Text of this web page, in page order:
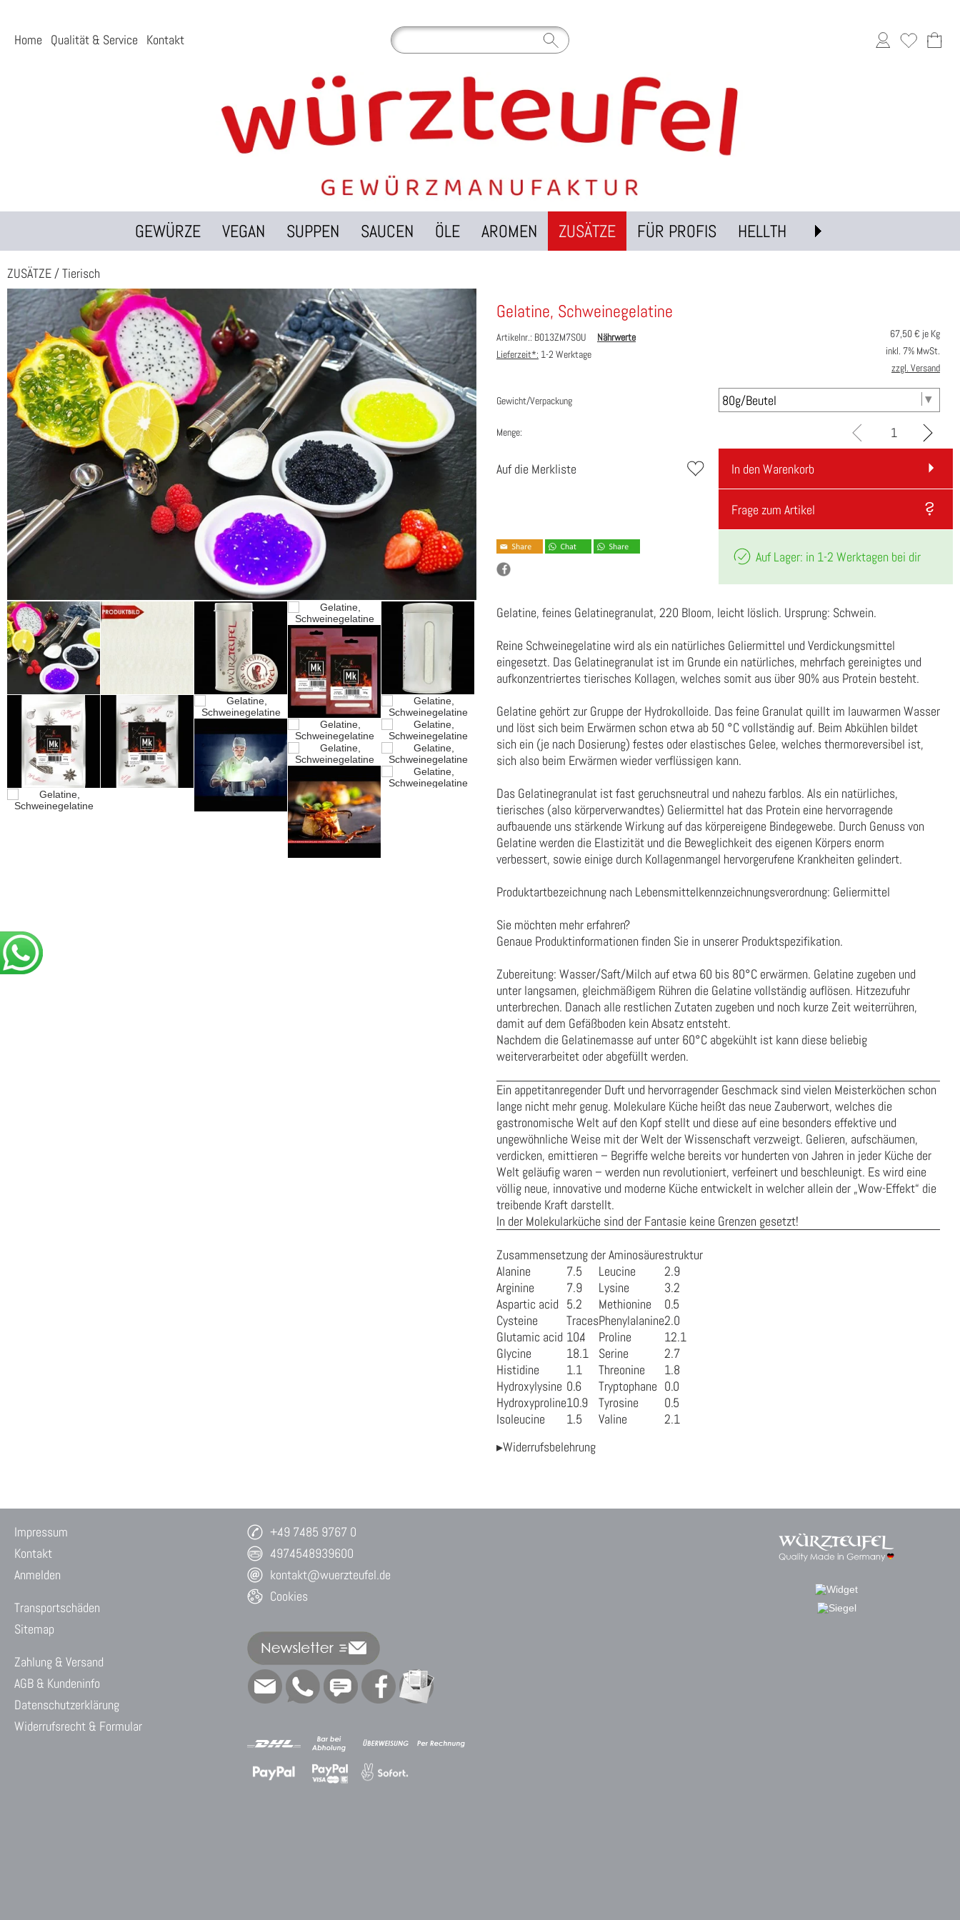
Home Qualität & Service Kontakt
GEWÜRZE VEGAN SUPPEN SAUCEN ÖLE AROMEN ZUSÄTZE FÜR PROFIS HELLTH
ZUSÄTZE /Tierisch
Gelatine, Schweinegelatine
Artikelnr.: B013ZM7SOU
Nährwerte
Lieferzeit*: 1-2 Werktage
67,50€ je Kg
inkl. 7% MwSt.
zzgl. Versand
Gewicht/Verpackung
Menge:
Auf die Merkliste In den Warenkorb
Frage zum Artikel
Auf Lager: in 1-2 Werktagen bei dir
Gelatine, feines Gelatinegranulat, 220 Bloom, leicht löslich. Ursprung: Schwein.
Reine Schweinegelatine wird als ein natürliches Geliermittel und Verdickungsmittel
eingesetzt. Das Gelatinegranulat ist im Grunde ein natürliches, mehrfach gereinigtes und
aufkonzentriertes tierisches Kollagen, welches somit aus über 90% aus Protein besteht.
Gelatine gehört zur Gruppe der Hydrokolloide. Das feine Granulat quillt im lauwarmen Wasser
und löst sich beim Erwärmen schon etwa ab 50 °C vollständig auf. Beim Abkühlen bildet
sich ein (je nach Dosierung) festes oder elastisches Gelee, welches thermoreversibel ist,
sich also beim Erwärmen wieder verflüssigen kann.
Das Gelatinegranulat ist fast geruchsneutral und nahezu farblos. Als ein natürliches,
tierisches (also körperverwandtes) Geliermittel hat das Protein eine hervorragende
aufbauende uns stärkende Wirkung auf das körpereigene Bindegewebe. Durch Genuss von
Gelatine werden die Elastizität und die Beweglichkeit des eigenen Körpers enorm
verbessert, sowie einige durch Kollagenmangel hervorgerufene Krankheiten gelindert.
Produktartbezeichnung nach Lebensmittelkennzeichnungsverordnung: Geliermittel
Sie möchten mehr erfahren?
Genaue Produktinformationen finden Sie in unserer Produktspezifikation.
Zubereitung: Wasser/Saft/Milch auf etwa 60 bis 80°C erwärmen. Gelatine zugeben und
unter langsamen, gleichmäßigem Rühren die Gelatine vollständig auflösen. Hitzezufuhr
unterbrechen. Danach alle restlichen Zutaten zugeben und noch kurze Zeit weiterrühren,
damit auf dem Gefäßboden kein Absatz entsteht.
Nachdem die Gelatinemasse auf unter 60°C abgekühlt ist kann diese beliebig
weiterverarbeitet oder abgefüllt werden.
Ein appetitanregender Duft und hervorragender Geschmack sind vielen Meisterköchen schon
lange nicht mehr genug. Molekulare Küche heißt das neue Zauberwort, welches die
gastronomische Welt auf den Kopf stellt und diese auf eine besonders effektive und
ungewöhnliche Weise mit der Welt der Wissenschaft verzweigt. Gelieren, aufschäumen,
verdicken, emittieren – Begriffe welche bereits vor hunderten von Jahren in jeder Küche der
Welt geläufig waren – werden nun revolutioniert, verfeinert und beschleunigt. Es wird eine
völlig neue, innovative und moderne Küche entwickelt in welcher allein der „Wow-Effekt“ die
treibende Kraft darstellt.
In der Molekularküche sind der Fantasie keine Grenzen gesetzt!
Zusammensetzung der Aminosäurestruktur
Alanine
7.5 Leucine
2.9
Arginine
7.9 Lysine
3.2
Aspartic acid 5.2 Methionine
0.5
Cysteine
TracesPhenylalanine2.0
Glutamic acid 10.4 Proline
12.1
Glycine
18.1 Serine
2.7
Histidine
1.1 Threonine
1.8
Hydroxylysine 0.6 Tryptophane 0.0
Hydroxyproline10.9 Tyrosine
0.5
Isoleucine
1.5 Valine
2.1
▸Widerrufsbelehrung
Impressum
Kontakt
Anmelden
Transportschäden
Sitemap
Zahlung & Versand
AGB & Kundeninfo
Datenschutzerklärung
Widerrufsrecht & Formular
+49 7485 9767 0
4974548939600
kontakt@wuerzteufel.de
Cookies